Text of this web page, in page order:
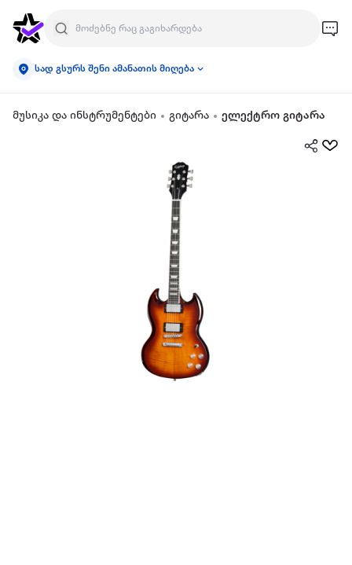
სად გსურს შენი ამანათის მიღება
მუსიკა და ინსტრუმენტები გიტარა ელექტრო გიტარა